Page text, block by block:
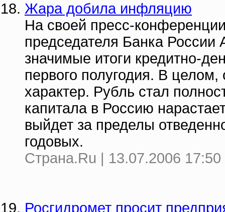
Жара добила инфляцию
На своей пресс-
председателя Банка
значимые итоги кредитно-
первого полугодия. В
характер. Рубль стал
капитала в Россию
выйдет за пределы
годовых.
Страна.Ru | 13.07.2006 17:50
Росгидромет просит